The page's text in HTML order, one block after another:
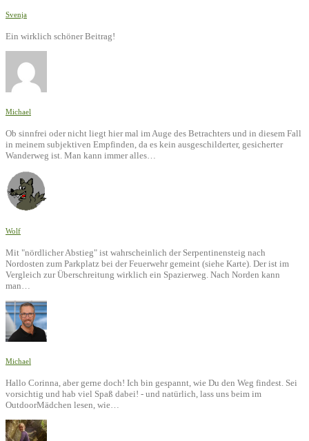
Svenja
Ein wirklich schöner Beitrag!
Michael
Ob sinnfrei oder nicht liegt hier mal im Auge des Betrachters und in diesem Fall
in meinem subjektiven Empfinden, da es kein ausgeschilderter, gesicherter
Wanderweg ist. Man kann immer alles…
Wolf
Mit "nördlicher Abstieg" ist wahrscheinlich der Serpentinensteig nach
Nordosten zum Parkplatz bei der Feuerwehr gemeint (siehe Karte). Der ist im
Vergleich zur Überschreitung wirklich ein Spazierweg. Nach Norden kann
man…
Michael
Hallo Corinna, aber gerne doch! Ich bin gespannt, wie Du den Weg findest. Sei
vorsichtig und hab viel Spaß dabei! - und natürlich, lass uns beim im
OutdoorMädchen lesen, wie…